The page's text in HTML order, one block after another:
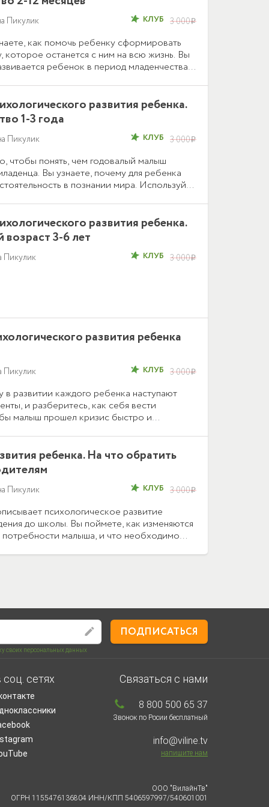
Пикулик 3 000i
КЛУБ
как помочь ребенку сформировать
которое останется с ним на всю жизнь. Вы
ребенок в период младенчества,
развития ребенка.
1-3 года
Пикулик 3 000i
КЛУБ
чтобы понять, чем годовалый малыш
Вы узнаете, почему для ребенка
в познании мира. Используйте
развития ребенка.
3-6 лет
Пикулик 3 000i
КЛУБ
развития ребенка
Пикулик 3 000i
КЛУБ
в развитии каждого ребенка наступают
и разберитесь, как себя вести
малыш прошел кризис быстро и
ребенка. На что обратить
Пикулик 3 000i
КЛУБ
психологическое развитие
до школы. Вы поймете, как изменяются
малыша, и что необходимо
ПОДПИСАТЬСЯ
своих персональных данных
сетях Связаться с нами
8 800 500 65 37
Звонок по Росии бесплатный
info@viline.tv
напишите нам
ООО "ВилайнТв"
ОГРН 1155476136804 ИНН/КПП 5406597997/540601001